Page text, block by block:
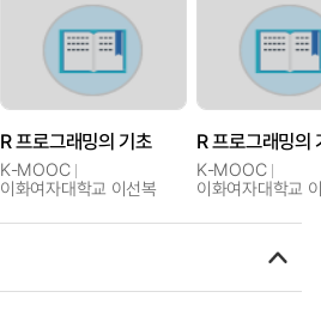
R 프로그래밍의 기초
K-MOOC
이화여자대학교 이선복
R 프로그래밍의
K-MOOC
이화여자대학교